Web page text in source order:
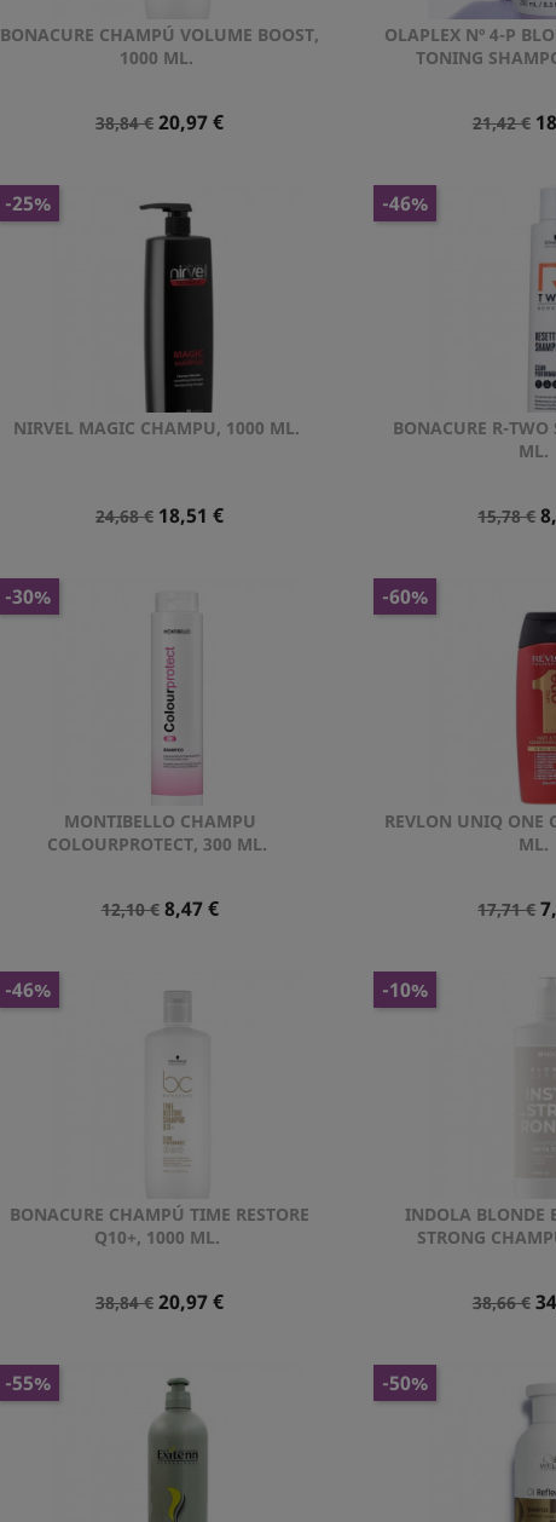
BONACURE CHAMPÚ VOLUME BOOST,
1000 ML.
Precio
38,84 € Precio
20,97 €
Vista rápida
OLAPLEX Nº 4-P
TONING
Precio
21,42 €
Vista
NIRVEL MAGIC CHAMPU, 1000 ML.
Precio
24,68 € Precio
18,51 €
-25%
Vista rápida
BONACURE R-
ML.
Precio
15,78 €
-46%
Vista
MONTIBELLO CHAMPU
COLOURPROTECT, 300 ML.
Precio
12,10 € Precio
8,47 €
-30%
Vista rápida
REVLON UNIQ ONE
ML.
Precio
17,71 €
-60%
Vista
BONACURE CHAMPÚ TIME RESTORE
Q10+, 1000 ML.
Precio
38,84 € Precio
20,97 €
-46%
Vista rápida
INDOLA BLONDE
STRONG
Precio
38,66 €
-10%
Vista
-55% -50%